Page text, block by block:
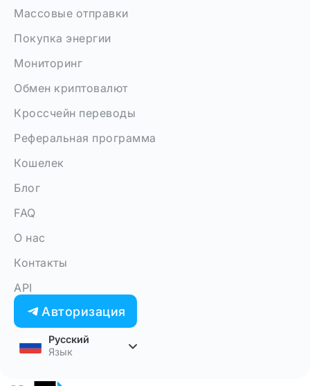
Массовые отправки
Покупка энергии
Мониторинг
Обмен криптовалют
Кроссчейн переводы
Реферальная программа
Кошелек
Блог
FAQ
О нас
Контакты
API
Авторизация
Русский
Язык